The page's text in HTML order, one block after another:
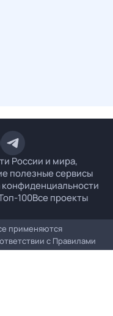
России и мира,
полезные сервисы
100Все проекты
применяются
с Правилами